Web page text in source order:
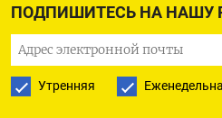
ПОДПИШИТЕСЬ НА НАШУ
Утренняя
превращения в
Были даже заготовлены
душу населения,